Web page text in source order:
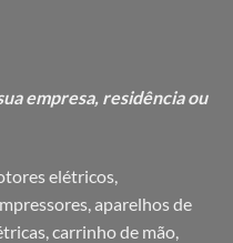
empresa, residência ou
elétricos,
aparelhos de
carrinho de mão,